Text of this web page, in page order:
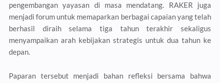
pengembangan yayasan di masa mendatang. RAKER juga
menjadi forum untuk memaparkan berbagai capaian yang telah
berhasil diraih selama tiga tahun terakhir sekaligus
menyampaikan arah kebijakan strategis untuk dua tahun ke
depan.
Paparan tersebut menjadi bahan refleksi bersama bahwa